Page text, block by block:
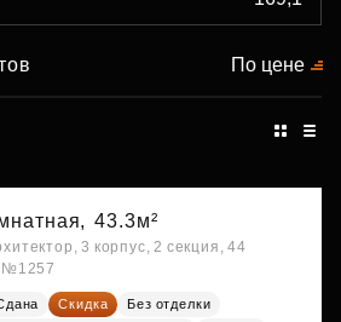
По цене
43.3м²
3 корпус, 2 секция, 44
№1257
Скидка
Без отделки